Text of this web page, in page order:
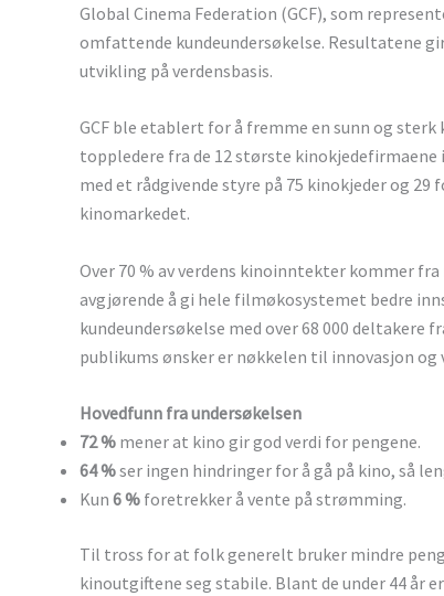
Global Cinema Federation (GCF), som
omfattende kundeundersøkelse. Resultatene
utvikling på verdensbasis.
GCF ble etablert for å fremme en sunn og
toppledere fra de 12 største
med et rådgivende styre på 75 kinokjeder og
kinomarkedet.
Over 70 % av verdens kinoinntekter kommer
avgjørende å gi hele filmøkosystemet bedre
kundeundersøkelse med over 68 000 deltakere
publikums ønsker er nøkkelen til innovasjon og
Hovedfunn fra undersøkelsen
72 % mener at kino gir god verdi for pengene.
64 %ser ingen hindringer for å gå på kino, så
Kun 6 % foretrekker å vente på strømming.
Til tross for at folk generelt bruker mindre
kinoutgiftene seg stabile. Blant de under 44 år